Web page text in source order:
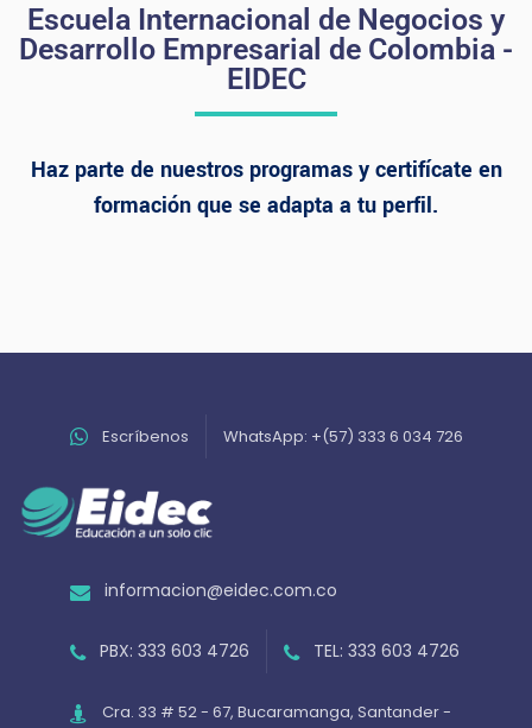
Escuela Internacional de Negocios y
Desarrollo Empresarial de Colombia -
EIDEC
Haz parte de nuestros programas y certifícate en
formación que se adapta a tu perfil.
Escríbenos WhatsApp: +(57) 333 6 034 726
informacion@eidec.com.co
PBX: 333 603 4726 TEL: 333 603 4726
Cra. 33 # 52 - 67, Bucaramanga, Santander -